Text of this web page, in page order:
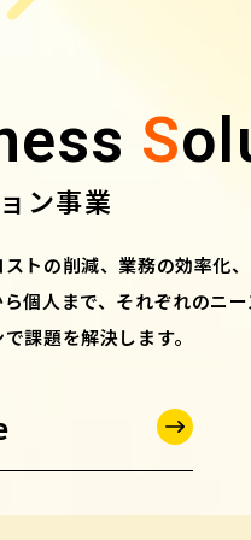
S
ン事業
トの削減、業務の効率化
個人まで、それぞれのニ
課題を解決します。